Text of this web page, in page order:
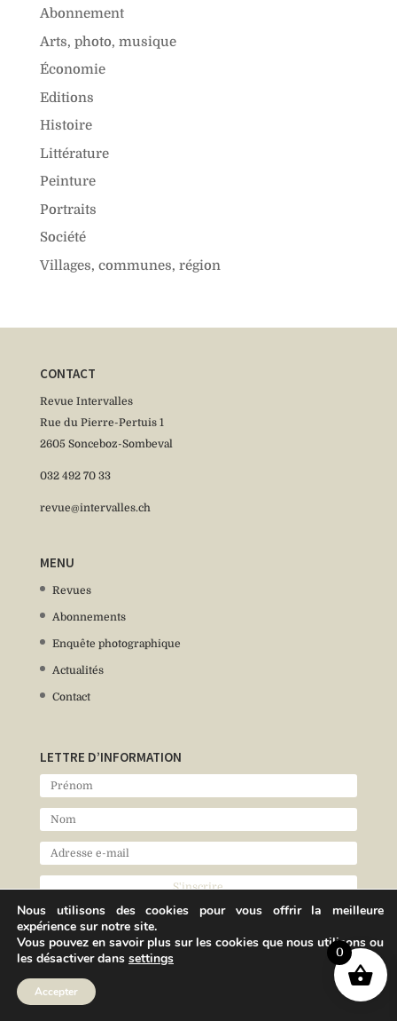
Abonnement
Arts, photo, musique
Économie
Editions
Histoire
Littérature
Peinture
Portraits
Société
Villages, communes, région
CONTACT
Revue Intervalles
Rue du Pierre-Pertuis 1
2605 Sonceboz-Sombeval
032 492 70 33
revue@intervalles.ch
MENU
Revues
Abonnements
Enquête photographique
Actualités
Contact
LETTRE D’INFORMATION
Nous utilisons des cookies pour vous offrir la meilleure
expérience sur notre site.
Vous pouvez en savoir plus sur les cookies que nous utilisons ou
les désactiver dans settings
Accepter
0